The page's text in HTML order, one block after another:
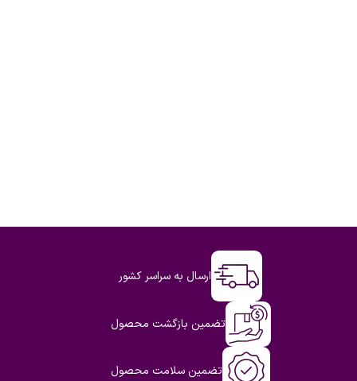
ارسال به سراسر کشور
تضمین بازگشت محصول
تضمین سلامت محصول